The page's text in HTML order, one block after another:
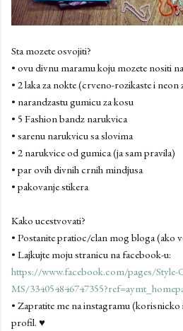
Sta mozete osvojiti?
• ovu divnu maramu koju mozete nositi
• 2 laka za nokte (crveno-rozikaste i neon
• narandzastu gumicu za kosu
• 5 Fashion bandz narukvica
• sarenu narukvicu sa slovima
• 2 narukvice od gumica (ja sam pravila)
• par ovih divnih crnih mindjusa
• pakovanje stikera
Kako ucestvovati?
• Postanite pratioc/clan mog bloga (ako
• Lajkujte moju stranicu na facebook-u:
https://www.facebook.com/pages/Style-
MS/
• Zapratite me na instagramu
profil. ♥